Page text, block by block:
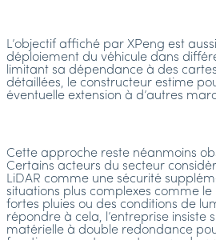
L’objectif affiché par XPeng est
déploiement du véhicule dans
limitant sa dépendance à des
détaillées, le constructeur estime
éventuelle extension à d’autres
Cette approche reste néanmoins
Certains acteurs du secteur
LiDAR comme une sécurité
situations plus complexes comme
fortes pluies ou des conditions de
répondre à cela, l’entreprise insiste
matérielle à double redondance